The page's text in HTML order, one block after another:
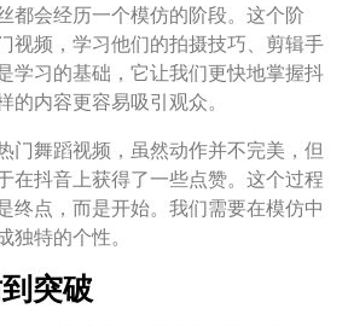
都会经历一个模仿的阶段。这个阶
视频，学习他们的拍摄技巧、剪辑手
学习的基础，它让我们更快地掌握抖
内容更容易吸引观众。
门舞蹈视频，虽然动作并不完美，但
在抖音上获得了一些点赞。这个过程
终点，而是开始。我们需要在模仿中
特的个性。
突破